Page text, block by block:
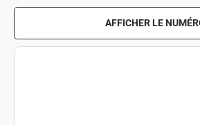
AFFICHER LE